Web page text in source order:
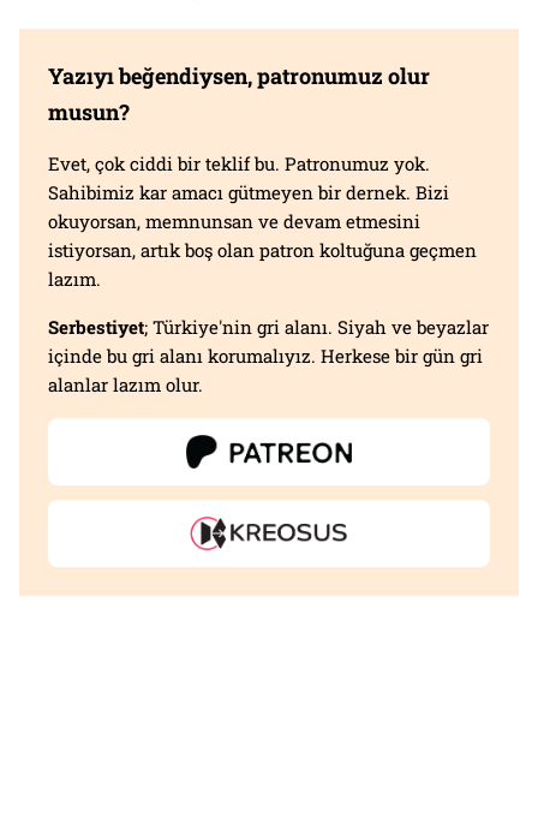
Yazıyı beğendiysen, patronumuz olur
musun?
Evet, çok ciddi bir teklif bu. Patronumuz yok.
Sahibimiz kar amacı gütmeyen bir dernek. Bizi
okuyorsan, memnunsan ve devam etmesini
istiyorsan, artık boş olan patron koltuğuna geçmen
lazım.
Serbestiyet; Türkiye'nin gri alanı. Siyah ve beyazlar
içinde bu gri alanı korumalıyız. Herkese bir gün gri
alanlar lazım olur.